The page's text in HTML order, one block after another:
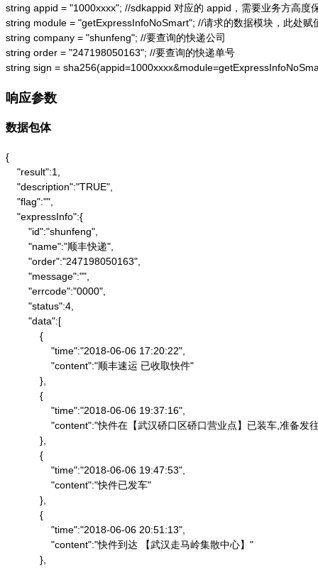
string appid = "1000xxxx"; //sdkappid 对应的 appid，需要业务方高度
string module = "getExpressInfoNoSmart"; //请求的数据模块，此处赋
string company = "shunfeng"; //要查询的快递公司
string order = "247198050163"; //要查询的快递单号
string sign =
响应参数
数据包体
{
    "result":1,
    "description":"TRUE",
    "flag":"",
    "expressInfo":{
        "id":"shunfeng",
        "name":"顺丰快递",
        "order":"247198050163",
        "message":"",
        "errcode":"0000",
        "status":4,
        "data":[
            {
                "time":"2018-06-06 17:20:22",
                "content":"顺丰速运 已收取快件"
            },
            {
                "time":"2018-06-06 19:37:16",
"content":"快件在【武汉硚口区硚口营业点】已装车,准备
            },
            {
                "time":"2018-06-06 19:47:53",
                "content":"快件已发车"
            },
            {
                "time":"2018-06-06 20:51:13",
                "content":"快件到达 【武汉走马岭集散中心】"
            },